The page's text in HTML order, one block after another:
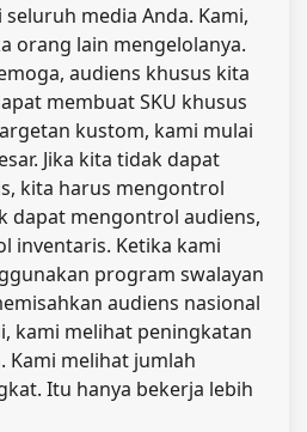
media Anda. Kami,
orang lain mengelolanya.
audiens khusus kita
membuat SKU khusus
kustom, kami mulai
Jika kita tidak dapat
kita harus mengontrol
dapat mengontrol audiens,
inventaris. Ketika kami
program swalayan
audiens nasional
kami melihat peningkatan
Kami melihat jumlah
Itu hanya bekerja lebih